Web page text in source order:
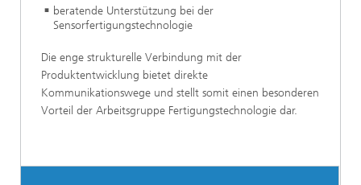
beratende Unterstützung bei der
Sensorfertigungstechnologie
Die enge strukturelle Verbindung mit der
Produktentwicklung bietet direkte
Kommunikationswege und stellt somit einen besonderen
Vorteil der Arbeitsgruppe Fertigungstechnologie dar.